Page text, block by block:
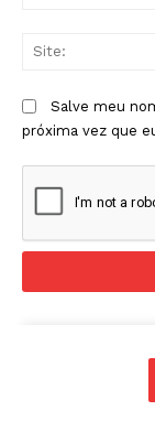
Salve meu
próxima vez que